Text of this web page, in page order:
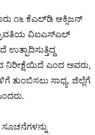
೧೬ ಕೆಎಲ್‌ಡಿ ಆಕ್ಸಿಜನ್
ವಿಐಎಸ್‌ಎಲ್
ನಿರೀಕ್ಷೆಯಿದೆ ಎಂದ ಅವರು,
ಸಾಧ್ಯ. ಜಿಲ್ಲೆಗೆ